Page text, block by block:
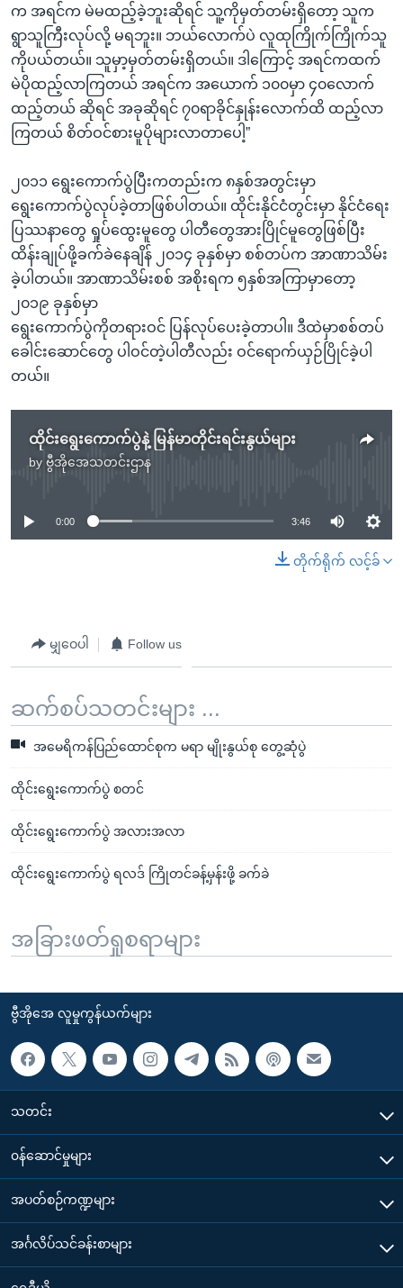
က အရင်က မဲမထည့်ခဲ့ဘူးဆိုရင် သူ့ကိုမှတ်တမ်းရှိတော့ သူက
ရွာသူကြီးလုပ်လို့ မရဘူး။ ဘယ်လောက်ပဲ လူထုကြိုက်ကြိုက်သူ
ကိုပယ်တယ်။ သူမှာ့မှတ်တမ်းရှိတယ်။ ဒါကြောင့် အရင်ကထက်
မဲပိုထည့်လာကြတယ် အရင်က အယောက် ၁၀၀မှာ ၄၀လောက်
ထည့်တယ် ဆိုရင် အခုဆိုရင် ၇၀ရာခိုင်နှုန်းလောက်ထိ ထည့်လာ
ကြတယ် စိတ်ဝင်စားမူပိုများလာတာပေါ့”
၂၀၁၁ ရွေးကောက်ပွဲပြီးကတည်းက ၈နှစ်အတွင်းမှာ
ရွေးကောက်ပွဲလုပ်ခဲ့တာဖြစ်ပါတယ်။ ထိုင်းနိုင်ငံတွင်းမှာ နိုင်ငံရေး
ပြဿနာတွေ ရှုပ်ထွေးမူတွေ ပါတီတွေအားပြိုင်မူတွေဖြစ်ပြီး
ထိန်းချုပ်ဖို့ခက်ခဲနေချိန် ၂၀၁၄ ခုနှစ်မှာ စစ်တပ်က အာဏာသိမ်း
ခဲ့ပါတယ်။ အာဏာသိမ်းစစ် အစိုးရက ၅နှစ်အကြာမှာတော့
၂၀၁၉ ခုနှစ်မှာ
ရွေးကောက်ပွဲကိုတရားဝင် ပြန်လုပ်ပေးခဲ့တာပါ။ ဒီထဲမှာစစ်တပ်
ခေါင်းဆောင်တွေ ပါဝင်တဲ့ပါတီလည်း ဝင်ရောက်ယှဉ်ပြိုင်ခဲ့ပါ
တယ်။
ထိုင်းရွေးကောက်ပွဲနဲ့ မြန်မာတိုင်းရင်းနွယ်များ
by ဗွီအိုအေသတင်းဌာန
No media source currently available
0:00 3:46
တိုက်ရိုက် လင့်ခ်
မျှဝေပါ Follow us
ဆက်စပ်သတင်းများ ...
အမေရိကန်ပြည်ထောင်စုက မရာ မျိုးနွယ်စု တွေ့ဆုံပွဲ
ထိုင်းရွေးကောက်ပွဲ စတင်
ထိုင်းရွေးကောက်ပွဲ အလားအလာ
ထိုင်းရွေးကောက်ပွဲ ရလဒ် ကြိုတင်ခန့်မှန်းဖို့ ခက်ခဲ
အခြားဖတ်ရှုစရာများ
ဗွီအိုအေ လူမှုကွန်ယက်များ
သတင်း
၀န်ဆောင်မှုများ
အပတ်စဉ်ကဏ္ဍများ
အင်္ဂလိပ်သင်ခန်းစာများ